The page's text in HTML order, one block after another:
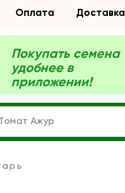
Оплата Доставка
Покупать семена
удобнее в
приложении!